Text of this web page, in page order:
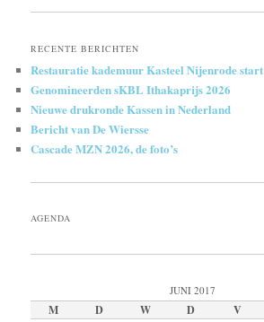
RECENTE BERICHTEN
Restauratie kademuur Kasteel Nijenrode start
Genomineerden sKBL Ithakaprijs 2026
Nieuwe drukronde Kassen in Nederland
Bericht van De Wiersse
Cascade MZN 2026, de foto’s
AGENDA
JUNI 2017
M D W D V